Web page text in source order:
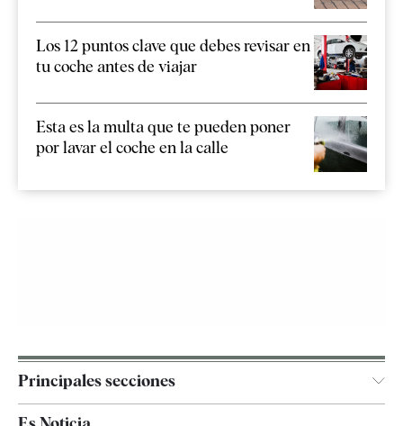
Los 12 puntos clave que debes revisar en
tu coche antes de viajar
Esta es la multa que te pueden poner
por lavar el coche en la calle
Principales secciones
España